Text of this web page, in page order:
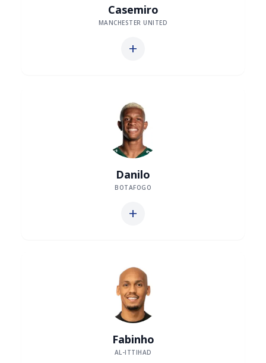
Casemiro
MANCHESTER UNITED
add
Danilo
BOTAFOGO
add
Fabinho
AL-ITTIHAD